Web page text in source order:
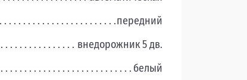
передний
внедорожник 5 дв.
белый